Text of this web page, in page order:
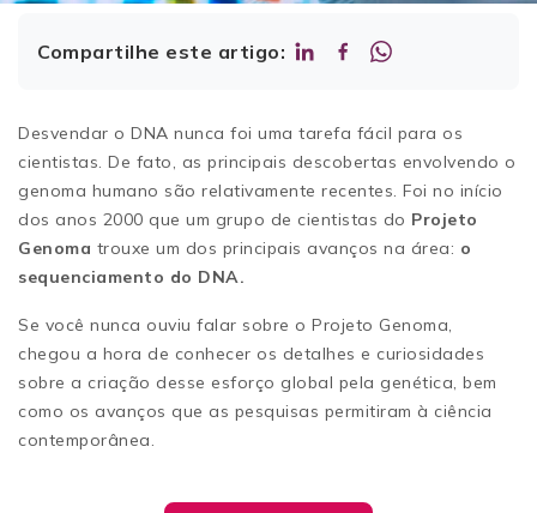
Compartilhe este artigo:
Desvendar o DNA nunca foi uma tarefa fácil para os
cientistas. De fato, as principais descobertas envolvendo o
genoma humano são relativamente recentes. Foi no início
dos anos 2000 que um grupo de cientistas do Projeto
Genoma trouxe um dos principais avanços na área: o
sequenciamento do DNA.
Se você nunca ouviu falar sobre o Projeto Genoma,
chegou a hora de conhecer os detalhes e curiosidades
sobre a criação desse esforço global pela genética, bem
como os avanços que as pesquisas permitiram à ciência
contemporânea.